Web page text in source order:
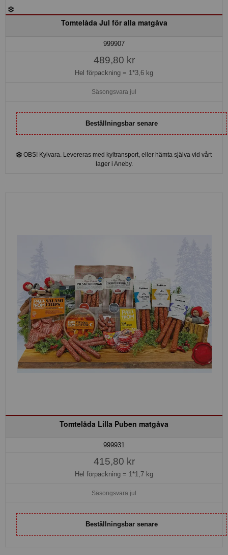
Tomtelåda Jul för alla matgåva
999907
489,80 kr
Hel förpackning = 1*3,6 kg
Säsongsvara jul
Beställningsbar senare
OBS! Kylvara. Levereras med kyltransport, eller hämta själva vid vårt
lager i Aneby.
Tomtelåda Lilla Puben matgåva
999931
415,80 kr
Hel förpackning = 1*1,7 kg
Säsongsvara jul
Beställningsbar senare